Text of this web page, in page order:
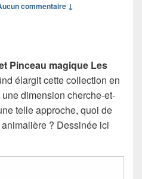
commentaire ↓
Pinceau magique Les
élargit cette collection en
dimension cherche-et-
telle approche, quoi de
? Dessinée ici